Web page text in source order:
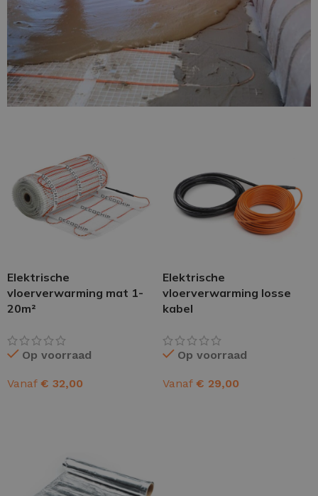
Elektrische
vloerverwarming mat 1-
20m²
Op voorraad
Vanaf € 32,00
Elektrische
vloerverwarming losse
kabel
Op voorraad
Vanaf € 29,00